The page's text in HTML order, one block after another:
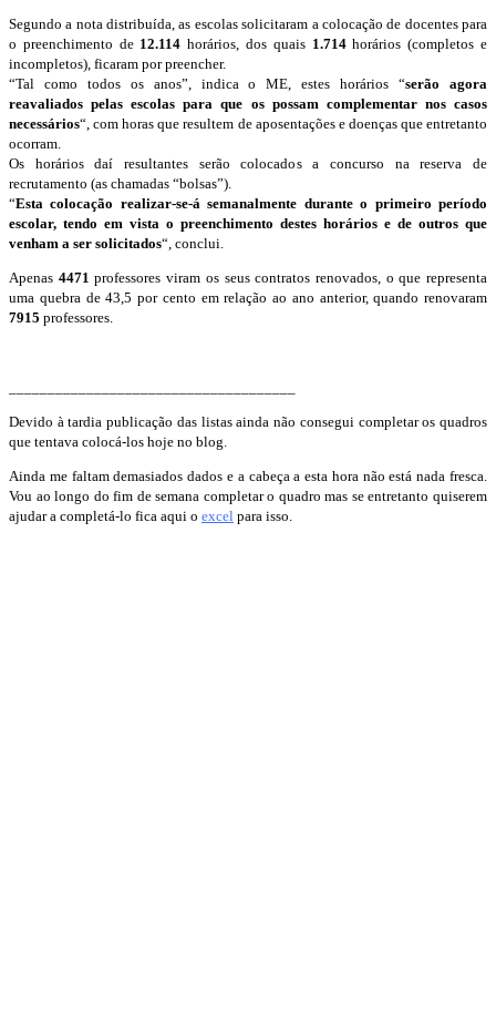
Segundo a nota distribuída, as escolas solicitaram a colocação de docentes para
o preenchimento de 12.114 horários, dos quais 1.714horários (completos e
incompletos), ficaram por preencher.
“Tal como todos os anos”, indica o ME, estes horários “serão agora
reavaliados pelas escolas para que os possam complementar nos casos
necessários“, com horas que resultem de aposentações e doenças que entretanto
ocorram.
Os horários daí resultantes serão colocados a concurso na reserva de
recrutamento (as chamadas “bolsas”).
“Esta colocação realizar-se-á semanalmente durante o primeiro período
escolar, tendo em vista o preenchimento destes horários e de outros que
venham a ser solicitados“, conclui.
Apenas 4471 professores viram os seus contratos renovados, o que representa
uma quebra de 43,5 por cento em relação ao ano anterior, quando renovaram
7915 professores.
Devido à tardia publicação das listas ainda não consegui completar os quadros
que tentava colocá-los hoje no blog.
Ainda me faltam demasiados dados e a cabeça a esta hora não está nada fresca.
Vou ao longo do fim de semana completar o quadro mas se entretanto quiserem
ajudar a completá-lo fica aqui o excel para isso.